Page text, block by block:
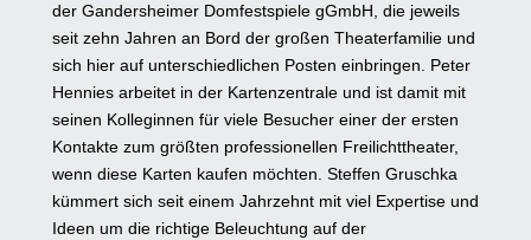
der Gandersheimer Domfestspiele gGmbH, die jeweils
seit zehn Jahren an Bord der großen Theaterfamilie und
sich hier auf unterschiedlichen Posten einbringen. Peter
Hennies arbeitet in der Kartenzentrale und ist damit mit
seinen Kolleginnen für viele Besucher einer der ersten
Kontakte zum größten professionellen Freilichttheater,
wenn diese Karten kaufen möchten. Steffen Gruschka
kümmert sich seit einem Jahrzehnt mit viel Expertise und
Ideen um die richtige Beleuchtung auf der